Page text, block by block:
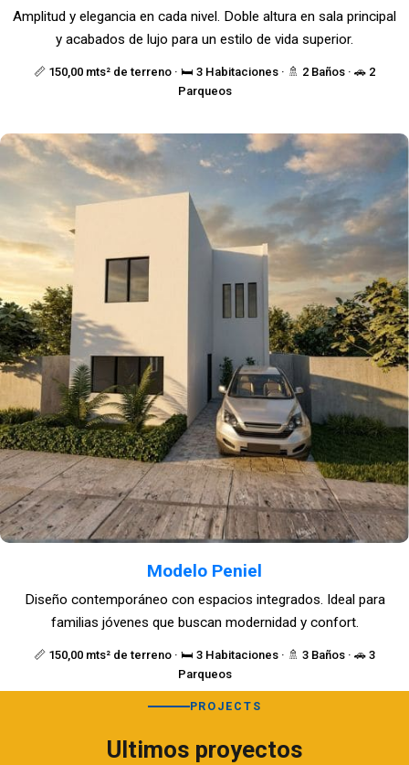
📏 150,00 mts² de terreno · 🛏️ 3 Habitaciones · 🚿 2 Baños · 🚗 2
Parqueos
Amplitud y elegancia en cada nivel. Doble altura en sala principal
y acabados de lujo para un estilo de vida superior.
Modelo Peniel
📏 150,00 mts² de terreno · 🛏️ 3 Habitaciones · 🚿 3 Baños · 🚗 3
Parqueos
Diseño contemporáneo con espacios integrados. Ideal para
familias jóvenes que buscan modernidad y confort.
PROJECTS
Ultimos proyectos